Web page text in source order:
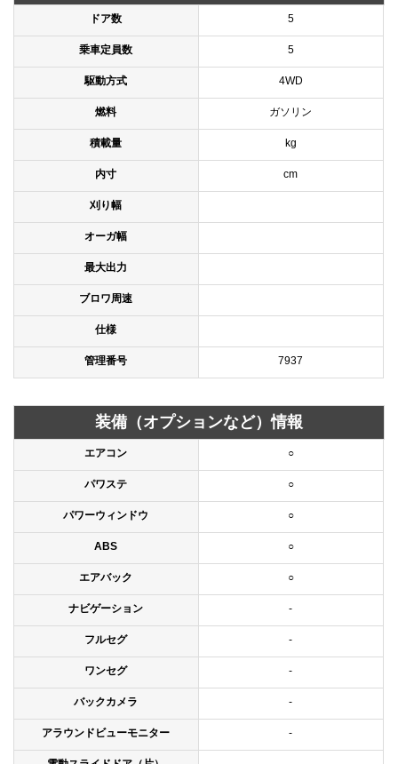
ドア数 5
乗車定員数 5
駆動方式 4WD
燃料 ガソリン
積載量 kg
内寸 cm
刈り幅
オーガ幅
最大出力
ブロワ周速
仕様
管理番号 7937
装備（オプションなど）情報
エアコン ○
パワステ ○
パワーウィンドウ ○
ABS ○
エアバック ○
ナビゲーション -
フルセグ -
ワンセグ -
バックカメラ -
アラウンドビューモニター -